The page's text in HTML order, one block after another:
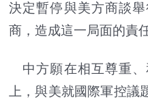
決定暫停與美方商談
商，造成這一局面的責
中方願在相互尊重、
上，與美就國際軍控議